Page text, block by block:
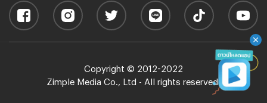
Copyright © 2012-2022
Zimple Media Co., Ltd - All rights reserved.